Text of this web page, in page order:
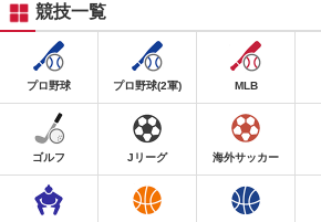
競技一覧
プロ野球 プロ野球(2軍) MLB
ゴルフ Jリーグ 海外サッカー